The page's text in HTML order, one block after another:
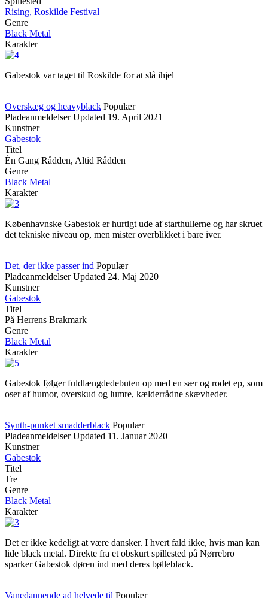
Rising, Roskilde Festival
Genre
Black Metal
Karakter
Gabestok var taget til Roskilde for at slå ihjel
Overskæg og heavyblack Populær
Pladeanmeldelser Updated 19. April 2021
Kunstner
Gabestok
Titel
Én Gang Rådden, Altid Rådden
Genre
Black Metal
Karakter
Københavnske Gabestok er hurtigt ude af starthullerne og har skruet
det tekniske niveau op, men mister overblikket i bare iver.
Det, der ikke passer ind Populær
Pladeanmeldelser Updated 24. Maj 2020
Kunstner
Gabestok
Titel
På Herrens Brakmark
Genre
Black Metal
Karakter
Gabestok følger fuldlængdedebuten op med en sær og rodet ep, som
oser af humor, overskud og lumre, kælderrådne skævheder.
Synth-punket smadderblack Populær
Pladeanmeldelser Updated 11. Januar 2020
Kunstner
Gabestok
Titel
Tre
Genre
Black Metal
Karakter
Det er ikke kedeligt at være dansker. I hvert fald ikke, hvis man kan
lide black metal. Direkte fra et obskurt spillested på Nørrebro
sparker Gabestok døren ind med deres bølleblack.
Vanedannende ad helvede til Populær